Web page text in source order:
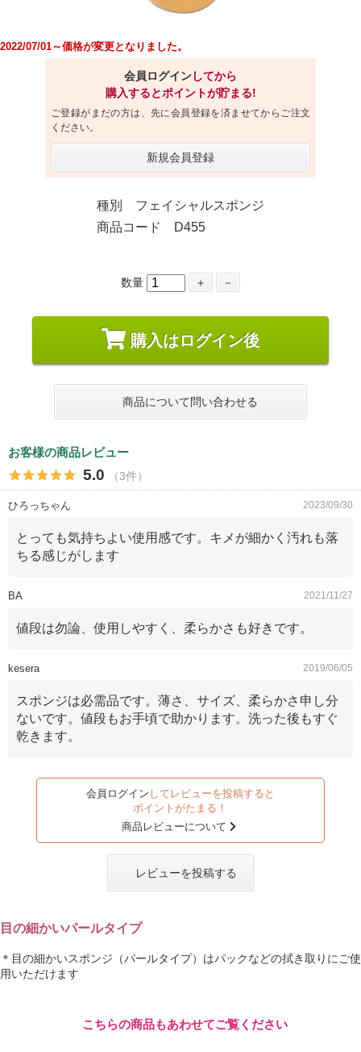
2022/07/01～価格が変更となりました。
会員ログインしてから
購入するとポイントが貯まる!
ご登録がまだの方は、先に会員登録を済ませてからご注文
ください。
新規会員登録
種別 フェイシャルスポンジ
商品コード D455
数量 ＋ －
購入はログイン後
商品について問い合わせる
お客様の商品レビュー
5.0 （3件）
ひろっちゃん 2023/09/30
とっても気持ちよい使用感です。キメが細かく汚れも落
ちる感じがします
BA 2021/11/27
値段は勿論、使用しやすく、柔らかさも好きです。
kesera 2019/06/05
スポンジは必需品です。薄さ、サイズ、柔らかさ申し分
ないです。値段もお手頃で助かります。洗った後もすぐ
乾きます。
会員ログイン してレビューを投稿すると
ポイントがたまる！
商品レビューについて
レビューを投稿する
目の細かいパールタイプ
＊目の細かいスポンジ（パールタイプ）はパックなどの拭き取りにご使
用いただけます
こちらの商品もあわせてご覧ください